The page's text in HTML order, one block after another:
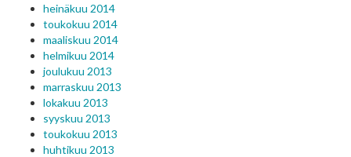
heinäkuu 2014
toukokuu 2014
maaliskuu 2014
helmikuu 2014
joulukuu 2013
marraskuu 2013
lokakuu 2013
syyskuu 2013
toukokuu 2013
huhtikuu 2013